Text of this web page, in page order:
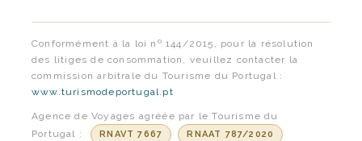
Conformément à la loi nº 144/2015, pour la résolution
des litiges de consommation, veuillez contacter la
commission arbitrale du Tourisme du Portugal :
www.turismodeportugal.pt
Agence de Voyages agréée par le Tourisme du
Portugal :
RNAVT 7667 RNAAT 787/2020